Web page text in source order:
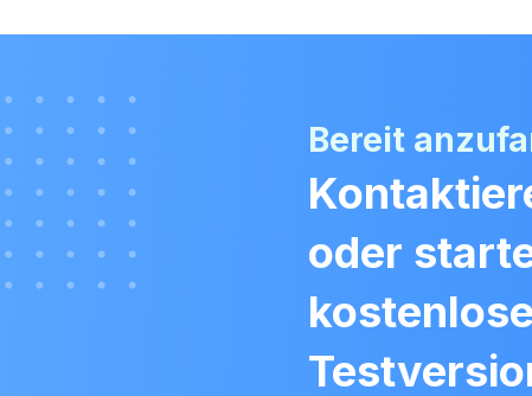
Bereit
oder
kostenlose